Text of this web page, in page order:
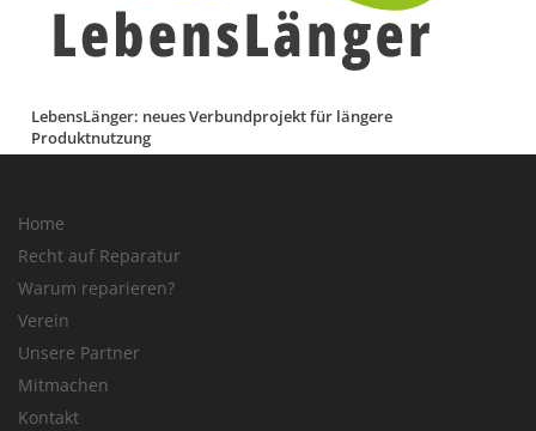
LebensLänger: neues Verbundprojekt für längere
Produktnutzung
Home
Recht auf Reparatur
Warum reparieren?
Verein
Unsere Partner
Mitmachen
Kontakt